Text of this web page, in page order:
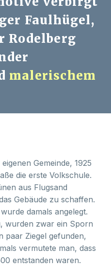
Faulhügel,
Rodelberg
malerischem
Gemeinde, 1925
die erste Volkschule.
aus Flugsand
Gebäude zu schaffen.
damals angelegt.
wurden zwar ein Sporn
paar Ziegel gefunden,
vermutete man, dass
entstanden waren.